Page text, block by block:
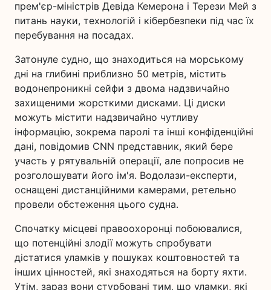
прем'єр-міністрів Девіда Кемерона і Терези Мей з
питань науки, технологій і кібербезпеки під час їх
перебування на посадах.
Затонуле судно, що знаходиться на морському
дні на глибині приблизно 50 метрів, містить
водонепроникні сейфи з двома надзвичайно
захищеними жорсткими дисками. Ці диски
можуть містити надзвичайно чутливу
інформацію, зокрема паролі та інші конфіденційні
дані, повідомив CNN представник, який бере
участь у рятувальній операції, але попросив не
розголошувати його ім'я. Водолази-експерти,
оснащені дистанційними камерами, ретельно
провели обстеження цього судна.
Спочатку місцеві правоохоронці побоювалися,
що потенційні злодії можуть спробувати
дістатися уламків у пошуках коштовностей та
інших цінностей, які знаходяться на борту яхти.
Утім, зараз вони стурбовані тим, що уламки, які